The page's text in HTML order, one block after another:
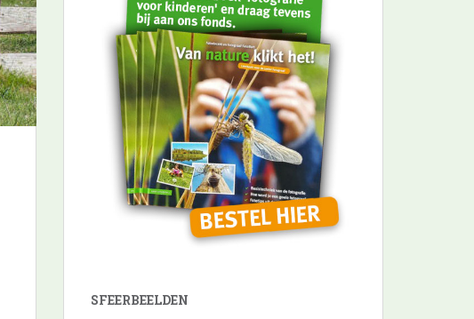
SFEERBEELDEN